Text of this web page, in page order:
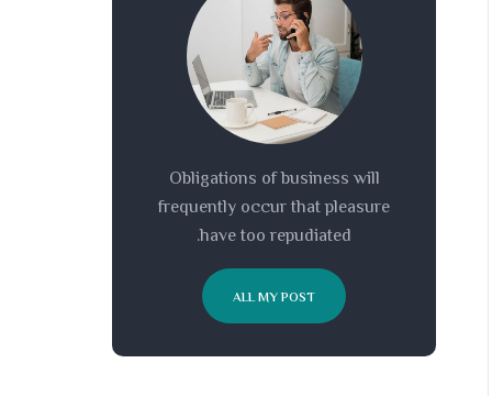
Obligations of business will
frequently occur that pleasure
have too repudiated.
ALL MY POST